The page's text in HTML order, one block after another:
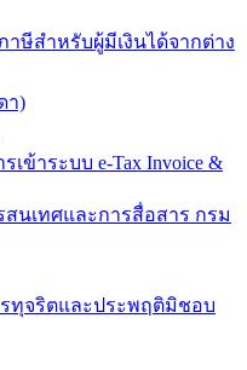
ษีสำหรับผู้มีเงินได้จากต่าง
า)
ข้าระบบ e-Tax Invoice &
นเทศและการสื่อสาร กรม
รทุจริตและประพฤติมิชอบ